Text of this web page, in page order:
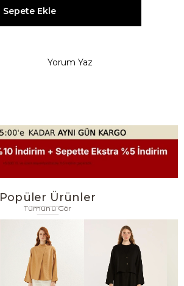
Yorum Yaz
Popüler Ürünler
Tümünü Gör